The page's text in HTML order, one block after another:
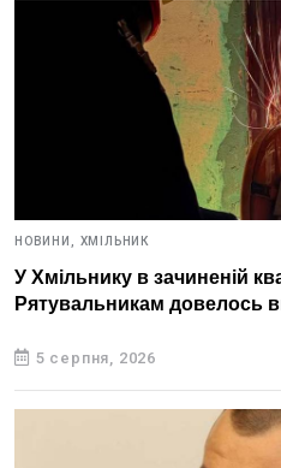
НОВИНИ, ХМІЛЬНИК
У Хмільнику в зачиненій
Рятувальникам довелось
5 серпня, 2026